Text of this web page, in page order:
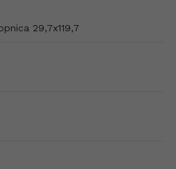
29,7x119,7